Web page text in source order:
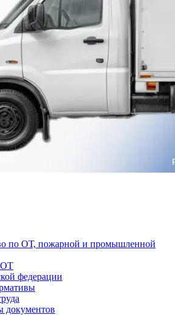
по ОТ, пожарной и промышленной
ОТ
федерации